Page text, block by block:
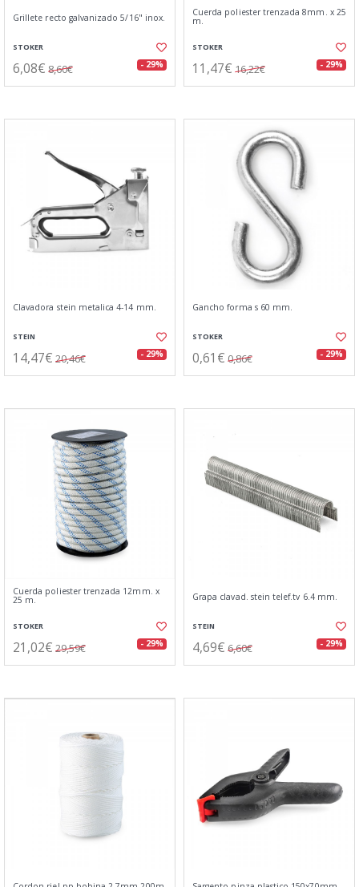
Grillete recto galvanizado 5/16" inox.
STOKER
6,08€ 8,60€ - 29%
Cuerda poliester trenzada 8mm. x 25
m.
STOKER
11,47€ 16,22€ - 29%
Clavadora stein metalica 4-14 mm.
STEIN
14,47€ 20,46€ - 29%
Gancho forma s 60 mm.
STOKER
0,61€ 0,86€ - 29%
Cuerda poliester trenzada 12mm. x
25 m.
STOKER
21,02€ 29,59€ - 29%
Grapa clavad. stein telef.tv 6.4 mm.
STEIN
4,69€ 6,60€ - 29%